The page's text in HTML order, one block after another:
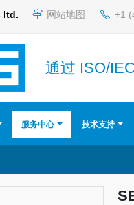
ltd. 网站地图 +1
通过 ISO/
服务中心 技术支持